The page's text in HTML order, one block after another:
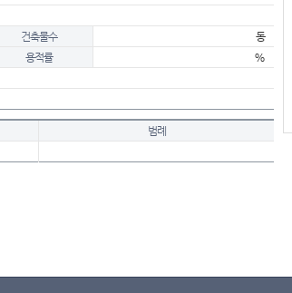
건축물수
동
용적률
%
범례